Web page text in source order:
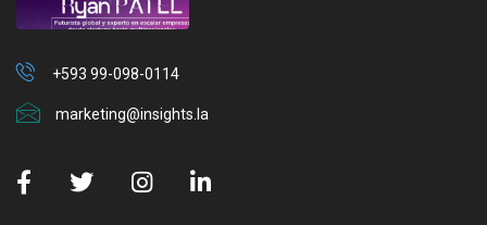
+593 99-098-0114
marketing@insights.la